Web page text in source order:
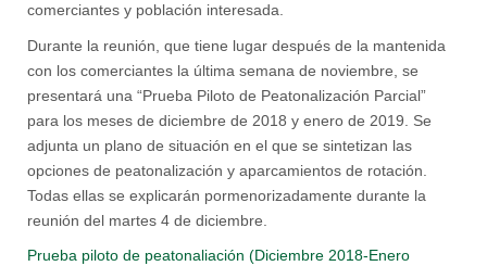
comerciantes y población interesada.
Durante la reunión, que tiene lugar después de la mantenida
con los comerciantes la última semana de noviembre, se
presentará una “Prueba Piloto de Peatonalización Parcial”
para los meses de diciembre de 2018 y enero de 2019. Se
adjunta un plano de situación en el que se sintetizan las
opciones de peatonalización y aparcamientos de rotación.
Todas ellas se explicarán pormenorizadamente durante la
reunión del martes 4 de diciembre.
Prueba piloto de peatonaliación (Diciembre 2018-Enero